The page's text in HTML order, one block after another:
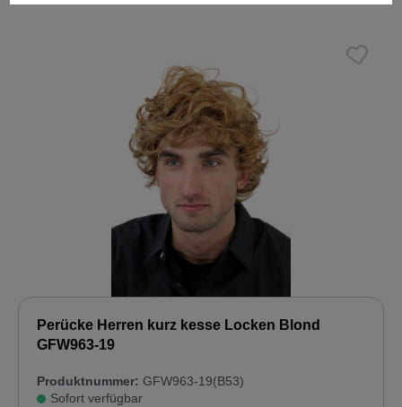
Perücke Herren kurz kesse Locken Blond
GFW963-19
Produktnummer: GFW963-19(B53)
Sofort verfügbar